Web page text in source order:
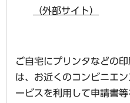
（外部サイト）
ご自宅にプリンタなどの
は、お近くのコンビニエ
ービスを利用して申請書